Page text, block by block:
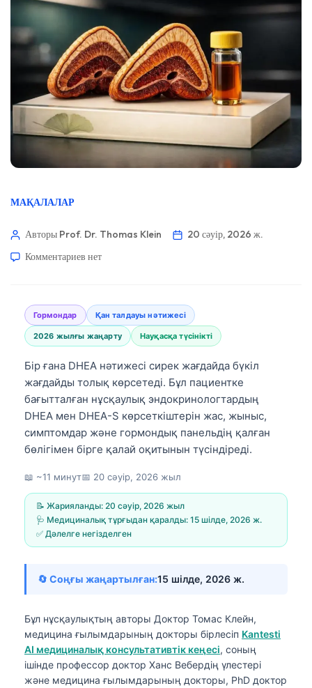
МАҚАЛАЛАР
Авторы Prof. Dr. Thomas Klein
20 сәуір, 2026 ж.
Комментариев нет
Гормондар Қан талдауы нәтижесі
2026 жылғы жаңарту Науқасқа түсінікті
Бір ғана DHEA нәтижесі сирек жағдайда бүкіл
жағдайды толық көрсетеді. Бұл пациентке
бағытталған нұсқаулық эндокринологтардың
DHEA мен DHEA-S көрсеткіштерін жас, жыныс,
симптомдар және гормондық панельдің қалған
бөлігімен бірге қалай оқитынын түсіндіреді.
📖 ~11 минут📅 20 сәуір, 2026 жыл
📝 Жарияланды: 20 сәуір, 2026 жыл
🩺 Медициналық тұрғыдан қаралды: 15 шілде, 2026 ж.
✅ Дәлелге негізделген
🔄 Соңғы жаңартылған:15 шілде, 2026 ж.
Бұл нұсқаулықтың авторы Доктор Томас Клейн,
медицина ғылымдарының докторы бірлесіп Kantesti
AI медициналық консультативтік кеңесі, соның
ішінде профессор доктор Ханс Вебердің үлестері
және медицина ғылымдарының докторы, PhD доктор